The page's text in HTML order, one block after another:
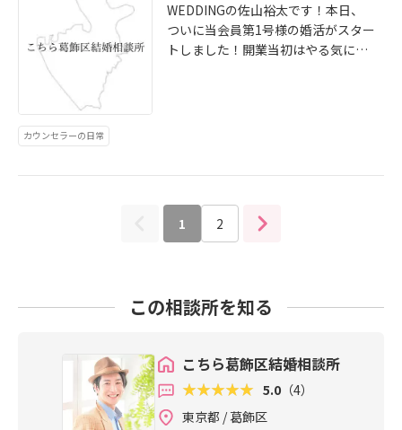
区で婚活に悩んでいる方のお役に少
しでも立てるようこれからも精進し
ます。
WEDDINGの佐山裕太です！本日、
ついに当会員第1号様の婚活がスター
トしました！開業当初はやる気に満
動き出しました。勢いそのままに地
元葛飾区の婚活を盛り上げていきま
す！これからも婚活に悩んでいる方
カウンセラーの日常
1 2
この相談所を知る
こちら葛飾区結婚相談所
5.0 （4）
東京都 / 葛飾区